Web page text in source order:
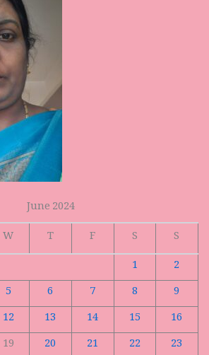
June 2024
W T F S
S
1
2
5 6 7 8
9
12 13 14 15
16
19 20 21 22
23